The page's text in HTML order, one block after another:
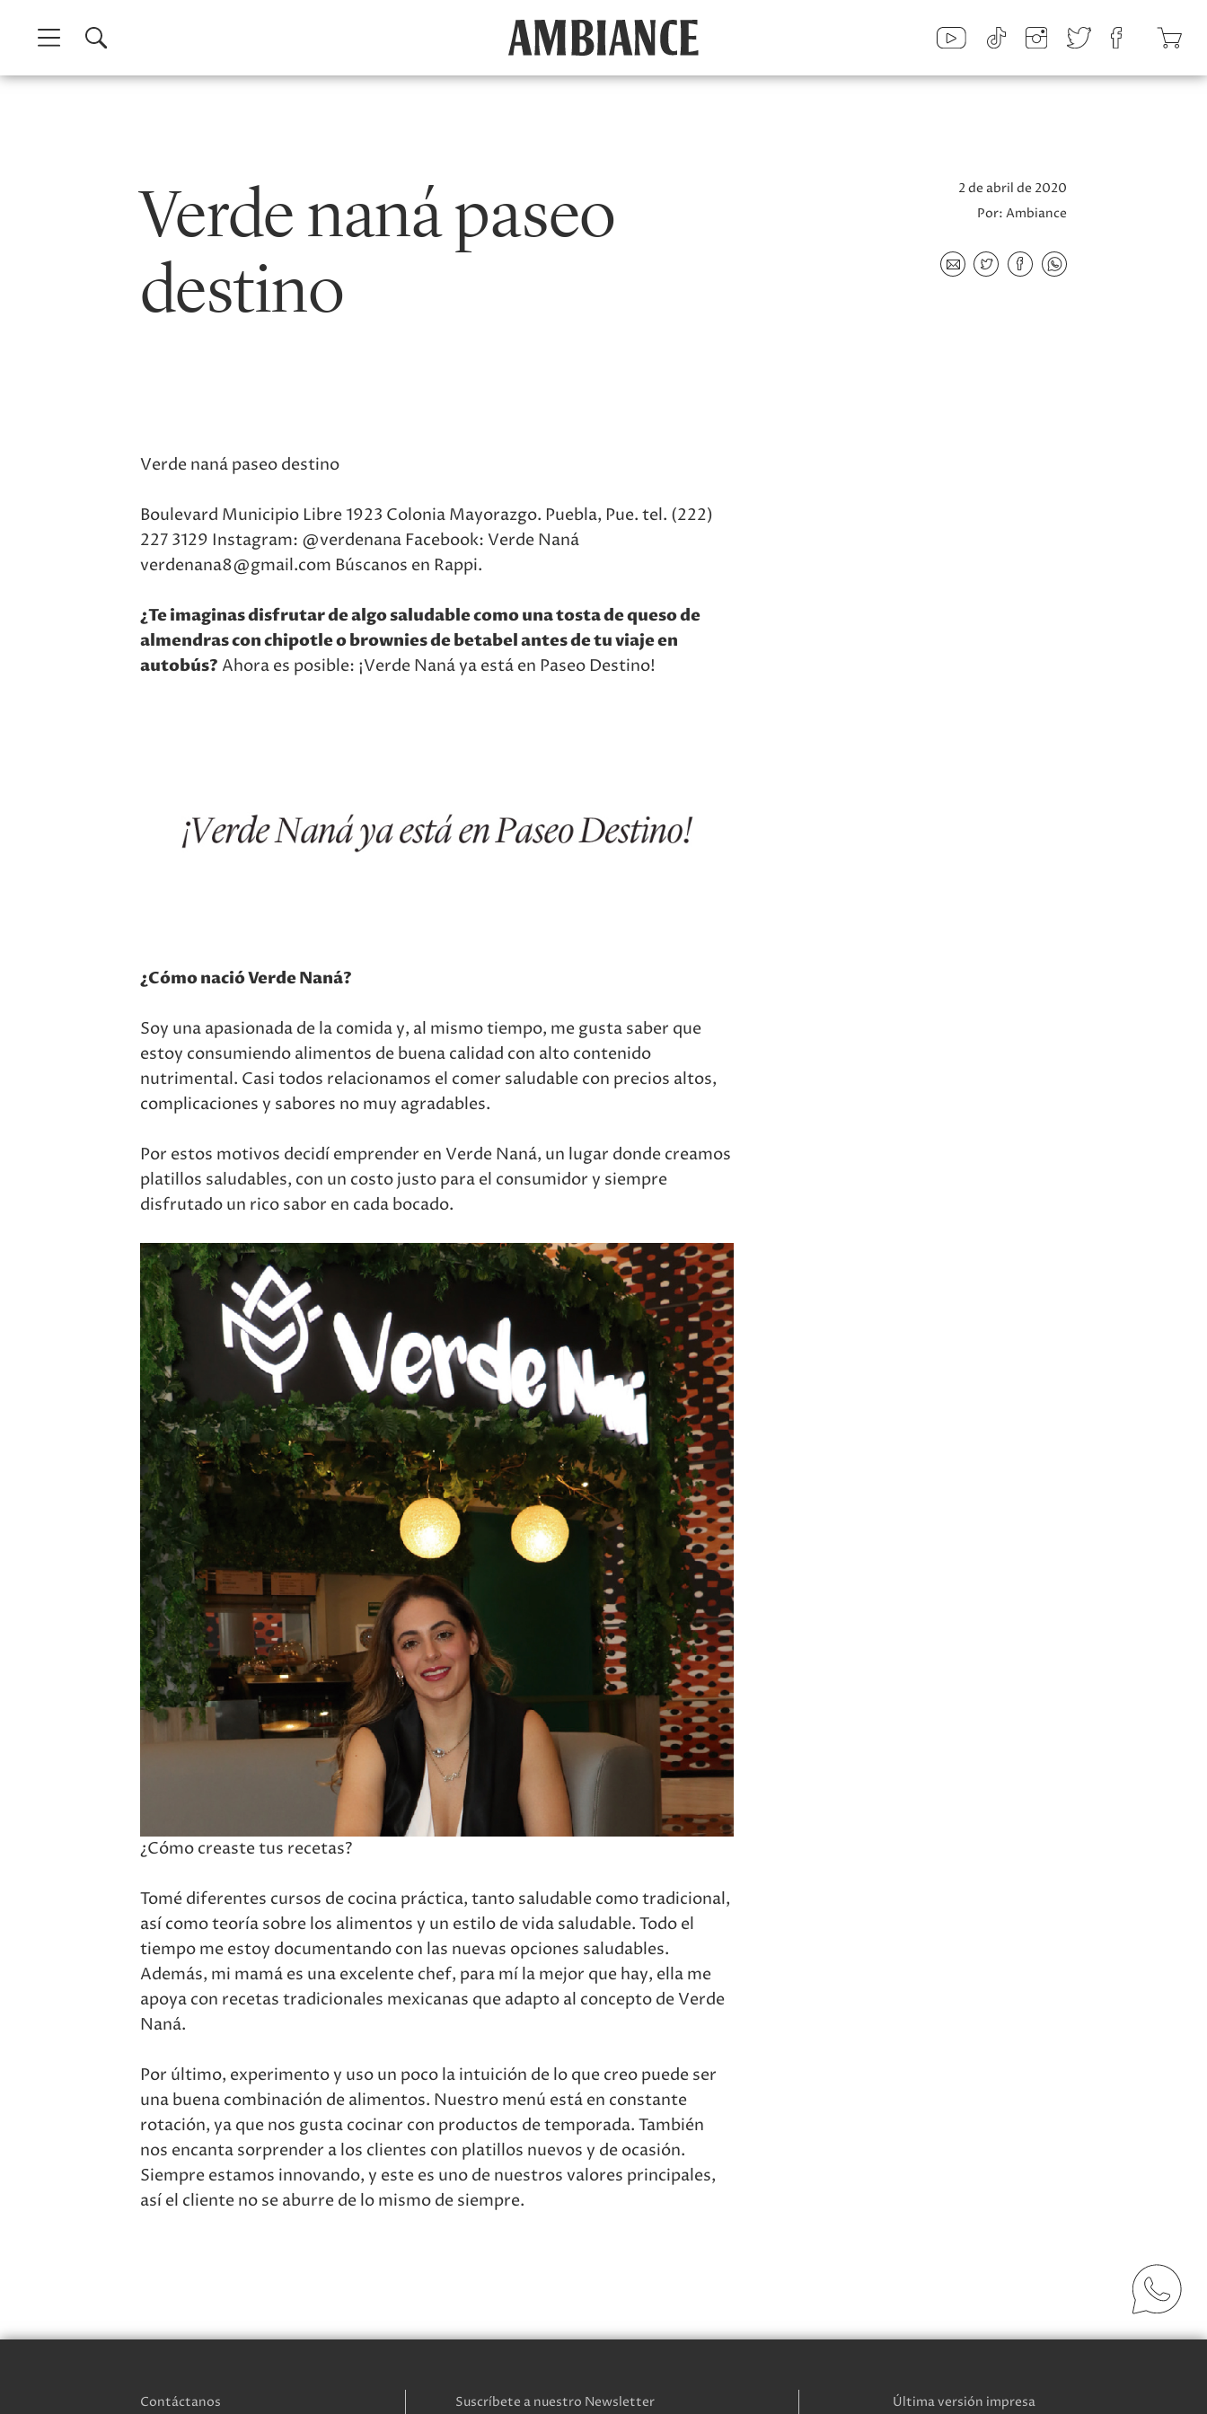
Skip
Verde naná paseo
destino
2 de abril de 2020
Por: Ambiance
Verde naná paseo destino
Boulevard Municipio Libre 1923 Colonia Mayorazgo. Puebla, Pue. tel. (222)
227 3129 Instagram: @verdenana Facebook: Verde Naná
verdenana8@gmail.com Búscanos en Rappi.
¿Te imaginas disfrutar de algo saludable como una tosta de queso de
almendras con chipotle o brownies de betabel antes de tu viaje en
autobús? Ahora es posible: ¡Verde Naná ya está en Paseo Destino!
¿Cómo nació Verde Naná?
Soy una apasionada de la comida y, al mismo tiempo, me gusta saber que
estoy consumiendo alimentos de buena calidad con alto contenido
nutrimental. Casi todos relacionamos el comer saludable con precios altos,
complicaciones y sabores no muy agradables.
Por estos motivos decidí emprender en Verde Naná, un lugar donde creamos
platillos saludables, con un costo justo para el consumidor y siempre
disfrutado un rico sabor en cada bocado.
¿Cómo creaste tus recetas?
Tomé diferentes cursos de cocina práctica, tanto saludable como tradicional,
así como teoría sobre los alimentos y un estilo de vida saludable. Todo el
tiempo me estoy documentando con las nuevas opciones saludables.
Además, mi mamá es una excelente chef, para mí la mejor que hay, ella me
apoya con recetas tradicionales mexicanas que adapto al concepto de Verde
Naná.
Por último, experimento y uso un poco la intuición de lo que creo puede ser
una buena combinación de alimentos. Nuestro menú está en constante
rotación, ya que nos gusta cocinar con productos de temporada. También
nos encanta sorprender a los clientes con platillos nuevos y de ocasión.
Siempre estamos innovando, y este es uno de nuestros valores principales,
así el cliente no se aburre de lo mismo de siempre.
Contáctanos Suscríbete a nuestro Newsletter Última versión impresa